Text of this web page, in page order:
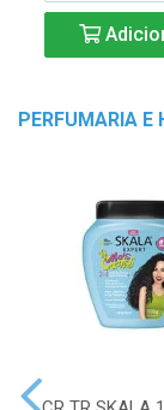
PERFUMARIA E